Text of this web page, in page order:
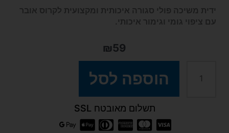
ידית משיכה פולי סגורה איכותית ומקצועית לקרוס אובר
עם ציפוי גומי וגימור איכותי.
₪59
הוספה לסל
תשלום מאובטח SSL